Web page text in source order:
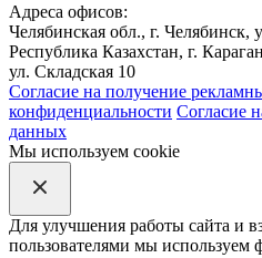
Адреса офисов:
Челябинская обл., г. Челябинск,
Республика Казахстан, г.
ул. Складская 10
Согласие на получение
конфиденциальности Согласие
данных
Мы используем cookie
Для улучшения работы сайта и
пользователями мы используем